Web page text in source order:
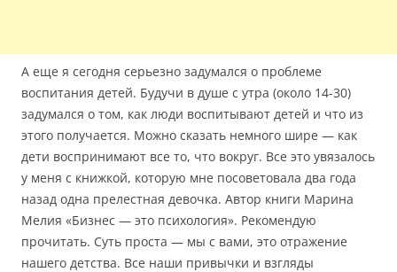
А еще я сегодня серьезно задумался о проблеме
воспитания детей. Будучи в душе с утра (около 14-30)
задумался о том, как люди воспитывают детей и что из
этого получается. Можно сказать немного шире — как
дети воспринимают все то, что вокруг. Все это увязалось
у меня с книжкой, которую мне посоветовала два года
назад одна прелестная девочка. Автор книги Марина
Мелия «Бизнес — это психология». Рекомендую
прочитать. Суть проста — мы с вами, это отражение
нашего детства. Все наши привычки и взгляды